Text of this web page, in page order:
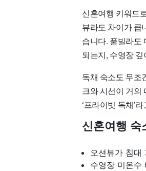
신혼여행 키워드
뷰라도 차이가 큽
습니다. 풀빌라도
되는지, 수영장
독채 숙소도 무조
크와 시선이 거의
‘프라이빗 독채’
신혼여행 숙
오션뷰가 침대
수영장 미온수